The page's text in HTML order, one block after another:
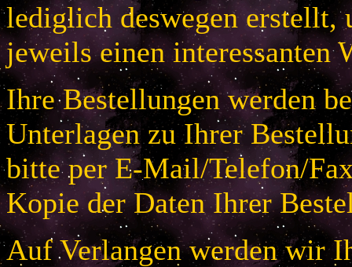
lediglich deswegen erstellt,
jeweils einen interessanten
Ihre Bestellungen werden
Unterlagen zu Ihrer
bitte per E-Mail/Telefon/
Kopie der Daten Ihrer
Auf Verlangen werden wir